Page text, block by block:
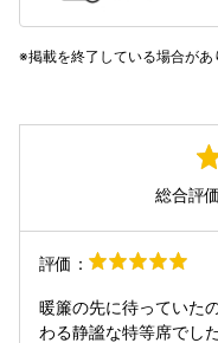
掲載を終了している場合があ
総合評
評価：
暖簾の先に待っていた
わる静謐な特等席でした。 東山・高台寺に店を構える